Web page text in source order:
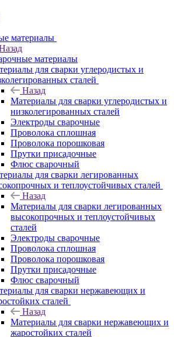
материалы
материалы
для сварки углеродистых и
сталей
Назад
Материалы для сварки углеродистых и
низколегированных сталей
Электроды сварочные
Проволока сплошная
Проволока порошковая
Прутки присадочные
Флюс сварочный
для сварки легированных
и теплоустойчивых сталей
Назад
Материалы для сварки легированных
высокопрочных и теплоустойчивых
сталей
Электроды сварочные
Проволока сплошная
Проволока порошковая
Прутки присадочные
Флюс сварочный
для сварки нержавеющих и
сталей
Назад
Материалы для сварки нержавеющих и
жаростойких сталей